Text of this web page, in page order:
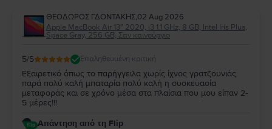
ΘΕΟΔΩΡΟΣ ΓΔΟΝΤΑΚΗΣ,02 Aug 2026
Apple MacBook Air 13″ 2020, i3 1.1 GHz, 8 GB, Intel Iris Plus,
Space Gray, 256 GB, Σαν καινούργιο
5/5 Επαληθευμένη κριτική
Εξαιρετικό όπως το παρήγγειλα χωρίς ίχνος γρατζουνιάς
παρά πολύ καλή μπαταρία πολύ καλή η συσκευασία
μεταφοράς και σε χρόνο μέσα στα πλαίσια που μου είπαν 2-
5 μέρες!!!
Απάντηση από τη Flip